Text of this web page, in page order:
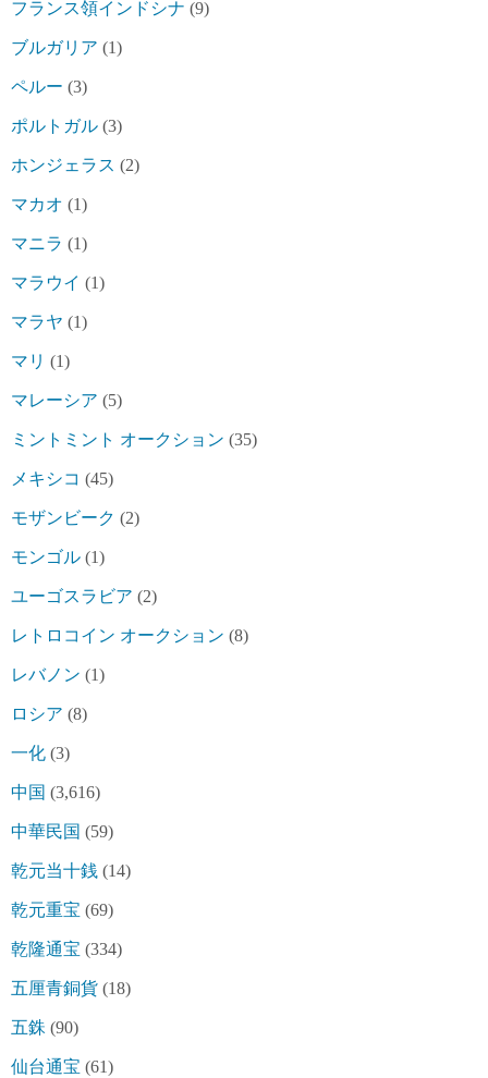
フランス領インドシナ (9)
ブルガリア (1)
ペルー (3)
ポルトガル (3)
ホンジェラス (2)
マカオ (1)
マニラ (1)
マラウイ (1)
マラヤ (1)
マリ (1)
マレーシア (5)
ミントミント オークション (35)
メキシコ (45)
モザンビーク (2)
モンゴル (1)
ユーゴスラビア (2)
レトロコイン オークション (8)
レバノン (1)
ロシア (8)
一化 (3)
中国 (3,616)
中華民国 (59)
乾元当十銭 (14)
乾元重宝 (69)
乾隆通宝 (334)
五厘青銅貨 (18)
五銖 (90)
仙台通宝 (61)